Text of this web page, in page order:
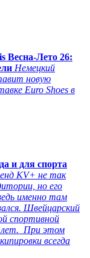
Весна-Лето 26:
Немецкий
новую
Euro Shoes в
и для спорта
KV+ не так
но его
именно там
Швейцарский
спортивной
лет. При этом
всегда